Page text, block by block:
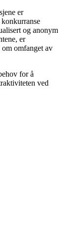
er
og anonym
er
omfanget av
for å
ved